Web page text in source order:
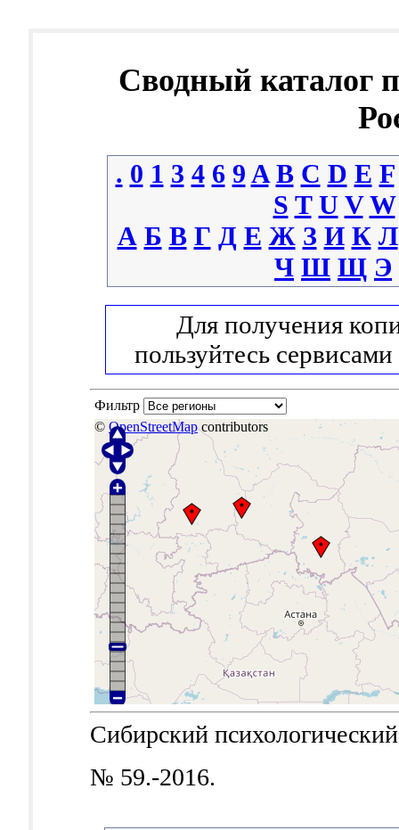
Сводный каталог
. 0 1 3 4 6 9 A B C D E F
S T U V W
А Б В Г Д Е Ж З И К Л
Ч Ш Щ Э
Для получения
пользуйтесь сервисами
Фильтр
© OpenStreetMapcontributors
Сибирский
№ 59.-2016.